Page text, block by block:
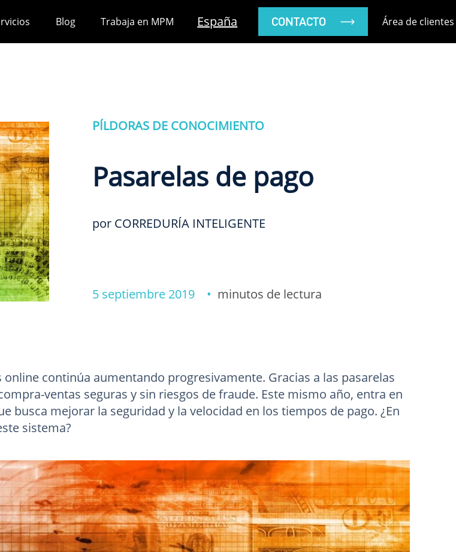
Blog Trabaja en MPM España CONTACTO Área de clientes
PÍLDORAS DE CONOCIMIENTO
Pasarelas de pago
por CORREDURÍA INTELIGENTE
5 septiembre 2019 • minutos de lectura
continúa aumentando progresivamente. Gracias a las pasarelas
ventas seguras y sin riesgos de fraude. Este mismo año, entra en
busca mejorar la seguridad y la velocidad en los tiempos de pago. ¿En
sistema?